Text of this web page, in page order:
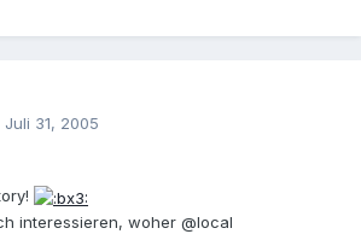
Juli 31, 2005
interessieren, woher @local